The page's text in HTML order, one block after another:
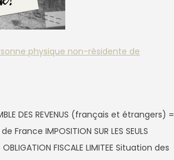
physique non-résidente de
DES REVENUS (français et étrangers) =
France IMPOSITION SUR LES SEULS
FISCALE LIMITEE Situation des